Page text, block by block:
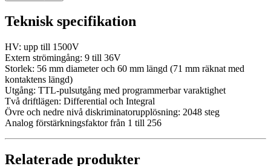
Teknisk specifikation
HV: upp till 1500V
Extern strömingång: 9 till 36V
Storlek: 56 mm diameter och 60 mm längd (71 mm räknat med
kontaktens längd)
Utgång: TTL-pulsutgång med programmerbar varaktighet
Två driftlägen: Differential och Integral
Övre och nedre nivå diskriminatorupplösning: 2048 steg
Analog förstärkningsfaktor från 1 till 256
Relaterade produkter